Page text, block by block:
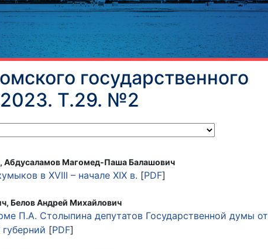
государственного
2023. Т.29. №2
Абдусаламов Магомед-Паша Балашович
в XVIII – начале XIX в. [PDF]
Белов Андрей Михайлович
П.А. Столыпина депутатов Государственной думы от
[PDF]